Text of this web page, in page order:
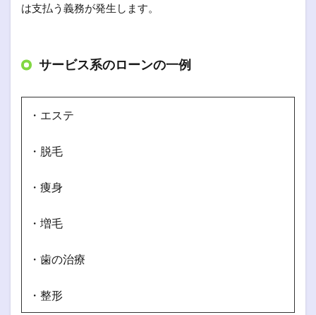
は支払う義務が発生します。
サービス系のローンの一例
・エステ
・脱毛
・痩身
・増毛
・歯の治療
・整形